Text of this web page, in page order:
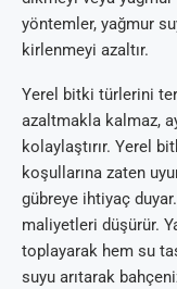
yöntemler, yağmur
kirlenmeyi azaltır.
Yerel bitki türlerini
azaltmakla kalmaz,
kolaylaştırır. Yerel
koşullarına zaten
gübreye ihtiyaç
maliyetleri düşürür.
toplayarak hem su
suyu arıtarak